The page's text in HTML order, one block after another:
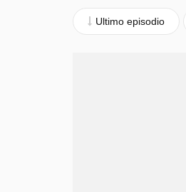
Ultimo episodio